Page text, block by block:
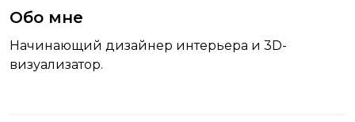
Обо мне
Начинающий дизайнер интерьера и 3D-
визуализатор.